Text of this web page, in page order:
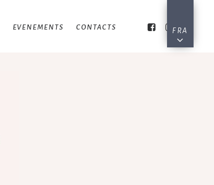
FRA
EVENEMENTS CONTACTS